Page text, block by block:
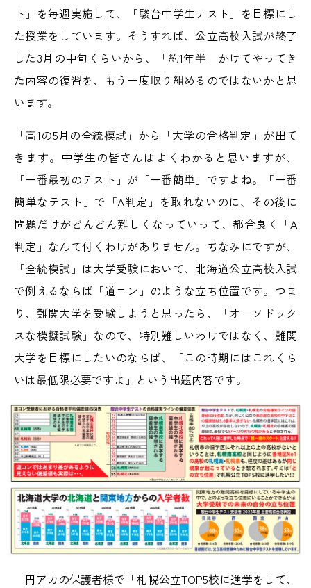
ト」を毎週実施して、「駿台中学生テスト」を目標にし
た授業をしています。そうすれば、公立高校入試が終了
した3月の中旬くらいから、「約1年半」かけてやってき
た内容の復習を、もう一度取り組めるのではないかと思
います。
「高1の5月の全統模試」から「大学の合格判定」が出て
きます。中学生の皆さんはよくわかると思いますが、
「一番最初のテスト」が「一番簡単」ですよね。「一番
簡単なテスト」で「A判定」を取れないのに、その後に
問題だけがどんどん難しくなっていって、都合良く「A
判定」なんて付くわけがありません。ちなみにですが、
「全統模試」は大学受験において、北海道公立高校入試
で例えるならば「道コン」のような立ち位置です。つま
り、難関大学を受験しようと思ったら、「オーソドック
スな模擬試験」なので、特別難しいわけではなく、難関
大学を目標にしたいのならば、「この時期にはこれくら
いは最低限必要ですよ」という出題内容です。
円アカの保護者様で「札幌公立TOP5校に進学をして、